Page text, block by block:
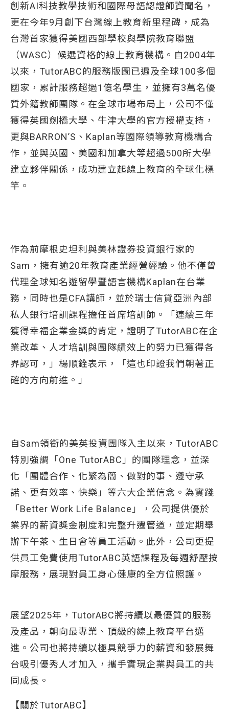
創新AI科技教學技術和國際母語認證師資聞名，
更在今年9月創下台灣線上教育新里程碑，成為
台灣首家獲得美國西部學校與學院教育聯盟
（WASC）候選資格的線上教育機構。自2004年
以來，TutorABC的服務版圖已遍及全球100多個
國家，累計服務超過1億名學生，並擁有3萬名優
質外籍教師團隊。在全球市場布局上，公司不僅
獲得英國劍橋大學、牛津大學的官方授權支持，
更與BARRON’S、Kaplan等國際領導教育機構合
作，並與英國、美國和加拿大等超過500所大學
建立夥伴關係，成功建立起線上教育的全球化標
竿。
作為前摩根史坦利與美林證券投資銀行家的
Sam，擁有逾20年教育產業經營經驗。他不僅曾
代理全球知名遊留學暨語言機構Kaplan在台業
務，同時也是CFA講師，並於瑞士信貸亞洲內部
私人銀行培訓課程擔任首席培訓師。「連續三年
獲得幸福企業金獎的肯定，證明了TutorABC在企
業改革、人才培訓與團隊績效上的努力已獲得各
界認可，」楊順銓表示，「這也印證我們朝著正
確的方向前進。」
自Sam領銜的美英投資團隊入主以來，TutorABC
特別強調「One TutorABC」的團隊理念，並深
化「團體合作、化繁為簡、做對的事、遵守承
諾、更有效率、快樂」等六大企業信念。為實踐
「Better Work Life Balance」，公司提供優於
業界的薪資獎金制度和完整升遷管道，並定期舉
辦下午茶、生日會等員工活動。此外，公司更提
供員工免費使用TutorABC英語課程及每週舒壓按
摩服務，展現對員工身心健康的全方位照護。
展望2025年，TutorABC將持續以最優質的服務
及產品，朝向最專業、頂級的線上教育平台邁
進。公司也將持續以極具競爭力的薪資和發展舞
台吸引優秀人才加入，攜手實現企業與員工的共
同成長。
【關於TutorABC】